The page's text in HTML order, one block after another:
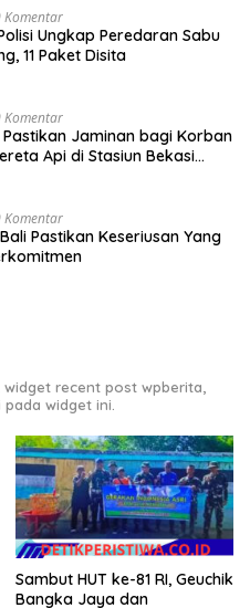
Komentar
Ungkap Peredaran Sabu
11 Paket Disita
Komentar
Jaminan bagi Korban
Api di Stasiun Bekasi
Komentar
Pastikan Keseriusan Yang
widget recent post wpberita,
pada widget ini.
Sambut HUT ke-81 RI, Geuchik
Bangka Jaya dan